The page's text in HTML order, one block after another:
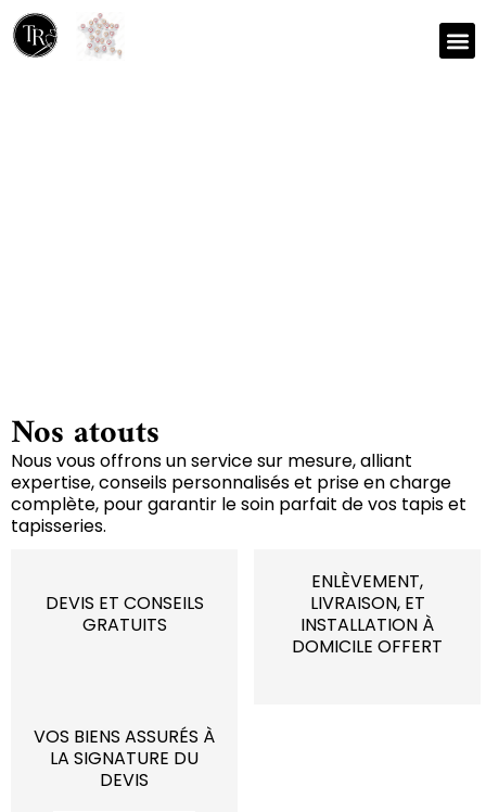
Nos atouts
Nous vous offrons un service sur mesure, alliant
expertise, conseils personnalisés et prise en charge
complète, pour garantir le soin parfait de vos tapis et
tapisseries.
DEVIS ET CONSEILS
GRATUITS
ENLÈVEMENT,
LIVRAISON, ET
INSTALLATION À
DOMICILE OFFERT
VOS BIENS ASSURÉS À
LA SIGNATURE DU
DEVIS